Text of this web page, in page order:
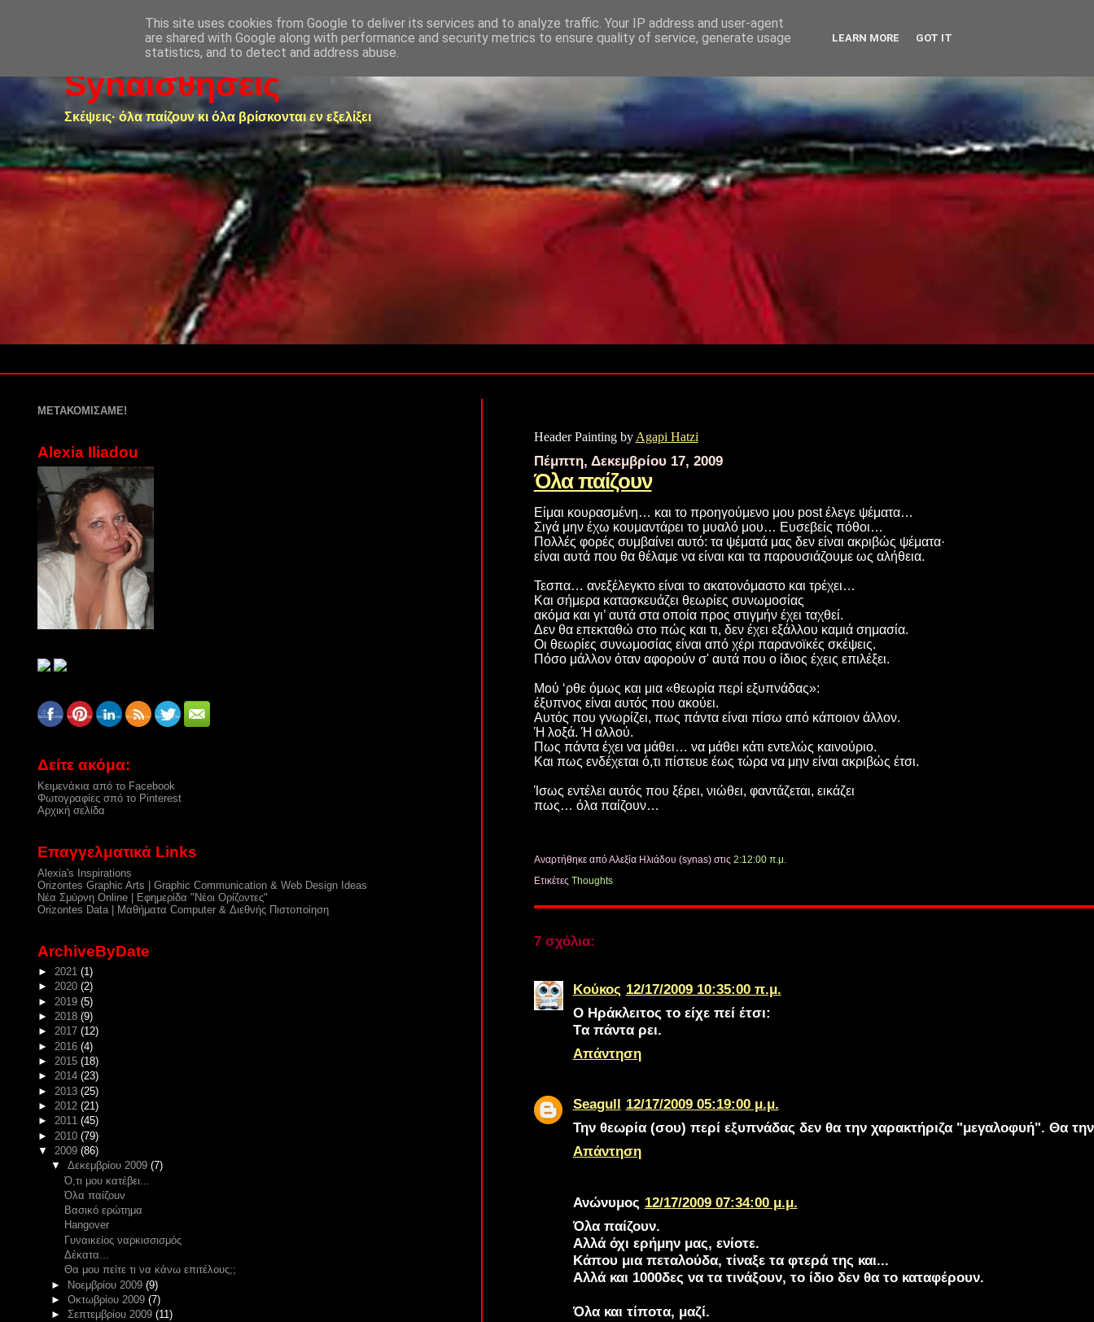
Synαισθήσεις
Σκέψεις· όλα παίζουν κι όλα βρίσκονται εν εξελίξει
Header Painting by Agapi Hatzi
Πέμπτη, Δεκεμβρίου 17, 2009
Όλα παίζουν
Είμαι κουρασμένη… και το προηγούμενο μου post έλεγε ψέματα…
Σιγά μην έχω κουμαντάρει το μυαλό μου… Ευσεβείς πόθοι…
Πολλές φορές συμβαίνει αυτό: τα ψέματά μας δεν είναι ακριβώς ψέματα·
είναι αυτά που θα θέλαμε να είναι και τα παρουσιάζουμε ως αλήθεια.
Τεσπα… ανεξέλεγκτο είναι το ακατονόμαστο και τρέχει…
Και σήμερα κατασκευάζει θεωρίες συνωμοσίας
ακόμα και γι’ αυτά στα οποία προς στιγμήν έχει ταχθεί.
Δεν θα επεκταθώ στο πώς και τι, δεν έχει εξάλλου καμιά σημασία.
Οι θεωρίες συνωμοσίας είναι από χέρι παρανοϊκές σκέψεις.
Πόσο μάλλον όταν αφορούν σ' αυτά που ο ίδιος έχεις επιλέξει.
Μού ‘ρθε όμως και μια «θεωρία περί εξυπνάδας»:
έξυπνος είναι αυτός που ακούει.
Αυτός που γνωρίζει, πως πάντα είναι πίσω από κάποιον άλλον.
Ή λοξά. Ή αλλού.
Πως πάντα έχει να μάθει… να μάθει κάτι εντελώς καινούριο.
Και πως ενδέχεται ό,τι πίστευε έως τώρα να μην είναι ακριβώς έτσι.
Ίσως εντέλει αυτός που ξέρει, νιώθει, φαντάζεται, εικάζει
πως… όλα παίζουν…
Αναρτήθηκε από Αλεξία Ηλιάδου (synas) στις 2:12:00 π.μ.
Ετικέτες Thoughts
7 σχόλια:
Κούκος 12/17/2009 10:35:00 π.μ.
Ο Ηράκλειτος το είχε πεί έτσι:
Tα πάντα ρει.
Απάντηση
Seagull 12/17/2009 05:19:00 μ.μ.
Την θεωρία (σου) περί εξυπνάδας δεν θα την χαρακτήριζα "μεγαλοφυή". Θα
Απάντηση
Ανώνυμος 12/17/2009 07:34:00 μ.μ.
Όλα παίζουν.
Αλλά όχι ερήμην μας, ενίοτε.
Κάπου μια πεταλούδα, τίναξε τα φτερά της και...
Αλλά και 1000δες να τα τινάξουν, το ίδιο δεν θα το καταφέρουν.
Όλα και τίποτα, μαζί.
ΜΕΤΑΚΟΜΙΣΑΜΕ!
Alexia Iliadou
Δείτε ακόμα:
Κειμενάκια από το Facebook
Φωτογραφίες σπό το Pinterest
Αρχική σελίδα
Επαγγελματικά Links
Alexia's Inspirations
Orizontes Graphic Arts | Graphic Communication & Web Design Ideas
Νέα Σμύρνη Online | Εφημερίδα "Νέοι Ορίζοντες"
Orizontes Data | Μαθήματα Computer & Διεθνής Πιστοποίηση
ArchiveByDate
► 2021 (1)
► 2020 (2)
► 2019 (5)
► 2018 (9)
► 2017 (12)
► 2016 (4)
► 2015 (18)
► 2014 (23)
► 2013 (25)
► 2012 (21)
► 2011 (45)
► 2010 (79)
▼ 2009 (86)
▼ Δεκεμβρίου 2009 (7)
Ό,τι μου κατέβει...
Όλα παίζουν
Βασικό ερώτημα
Hangover
Γυναικείος ναρκισσισμός
Δέκατα...
Θα μου πείτε τι να κάνω επιτέλους;;
► Νοεμβρίου 2009 (9)
► Οκτωβρίου 2009 (7)
► Σεπτεμβρίου 2009 (11)
This site uses cookies from Google to deliver its services and to analyze traffic. Your IP address and user-agent
are shared with Google along with performance and security metrics to ensure quality of service, generate usage
statistics, and to detect and address abuse.
LEARN MORE GOT IT